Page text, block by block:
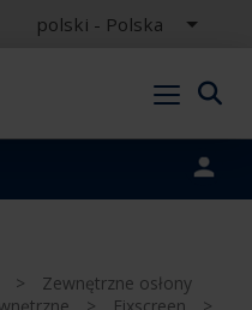
polski - Polska
>
Zewnętrzne osłony